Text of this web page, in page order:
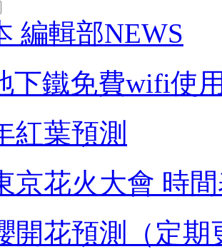
編輯部NEWS
下鐵免費wifi使
紅葉預測
京花火大會 時
開花預測（定期